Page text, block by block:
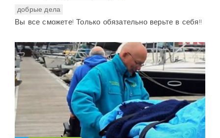
добрые дела
Вы все сможете! Только обязательно верьте в себя!!